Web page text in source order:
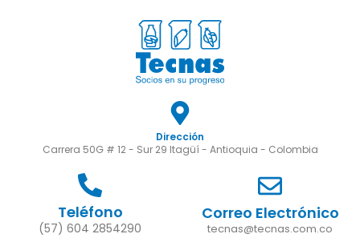
Dirección
Carrera 50G # 12 - Sur 29 Itagüí - Antioquia - Colombia
Teléfono
(57) 604 2854290
Correo Electrónico
tecnas@tecnas.com.co